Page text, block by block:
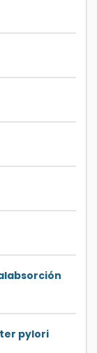
pylori